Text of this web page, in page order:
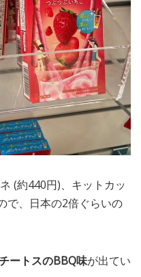
(約440円)、キットカッ
で、日本の2倍ぐらいの
ートスのBBQ味が出てい